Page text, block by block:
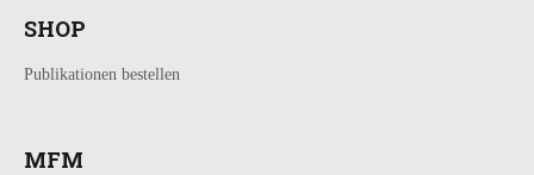
SHOP
Publikationen bestellen
MFM